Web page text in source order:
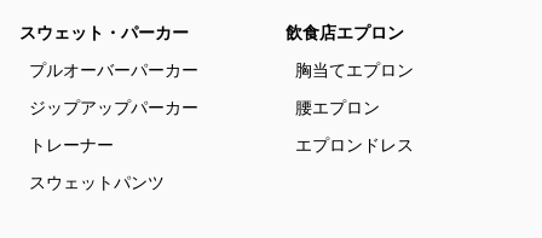
スウェット・パーカー
プルオーバーパーカー
ジップアップパーカー
トレーナー
スウェットパンツ
飲食店エプロン
胸当てエプロン
腰エプロン
エプロンドレス